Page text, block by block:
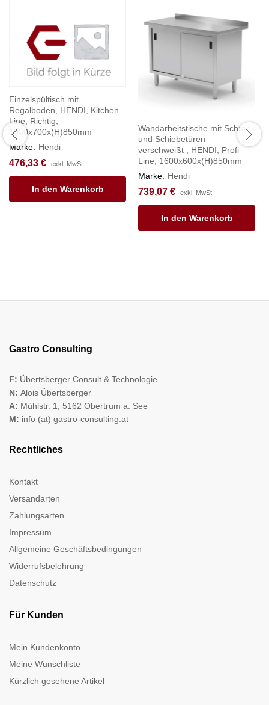
Einzelspültisch mit
Regalboden, HENDI, Kitchen
Line, Richtig,
1000x700x(H)850mm
Marke: Hendi
476,33 € exkl. MwSt.
In den Warenkorb
Wandarbeitstische mit Schrank
und Schiebetüren –
verschweißt , HENDI, Profi
Line, 1600x600x(H)850mm
Marke: Hendi
739,07 € exkl. MwSt.
In den Warenkorb
Gastro Consulting
F: Übertsberger Consult & Technologie
N: Alois Übertsberger
A: Mühlstr. 1, 5162 Obertrum a. See
M: info (at) gastro-consulting.at
Rechtliches
Kontakt
Versandarten
Zahlungsarten
Impressum
Allgemeine Geschäftsbedingungen
Widerrufsbelehrung
Datenschutz
Für Kunden
Mein Kundenkonto
Meine Wunschliste
Kürzlich gesehene Artikel